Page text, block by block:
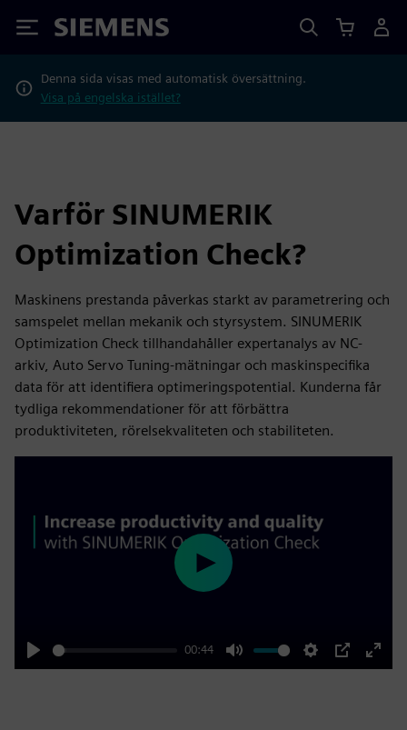
Siemens
Denna sida visas med automatisk översättning.
Visa på engelska istället?
Varför SINUMERIK
Optimization Check?
Maskinens prestanda påverkas starkt av parametrering och
samspelet mellan mekanik och styrsystem. SINUMERIK
Optimization Check tillhandahåller expertanalys av NC-
arkiv, Auto Servo Tuning-mätningar och maskinspecifika
data för att identifiera optimeringspotential. Kunderna får
tydliga rekommendationer för att förbättra
produktiviteten, rörelsekvaliteten och stabiliteten.
Play
00:44
Mute Settings
PIP
Enter
Play